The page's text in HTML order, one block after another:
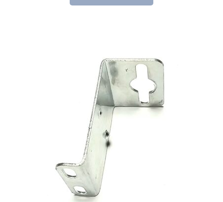
19,64 € 12,98 €.